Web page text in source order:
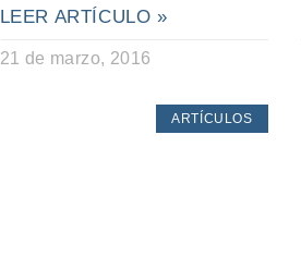
LEER ARTÍCULO »
21 de marzo, 2016
ARTÍCULOS